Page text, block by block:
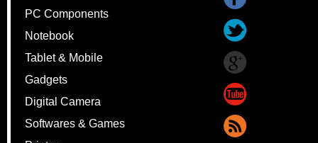
PC Components
Notebook
Tablet & Mobile
Gadgets
Digital Camera
Softwares & Games